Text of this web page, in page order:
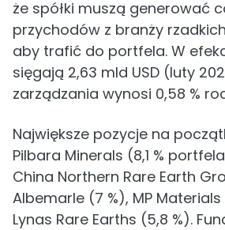
że spółki muszą generować
przychodów z branży
aby trafić do portfela. W
sięgają 2,63 mld USD (luty
zarządzania wynosi 0,58 %
Największe pozycje na
Pilbara Minerals (8,1 %
China Northern Rare Earth
Albemarle (7 %), MP
Lynas Rare Earths (5,8 %).